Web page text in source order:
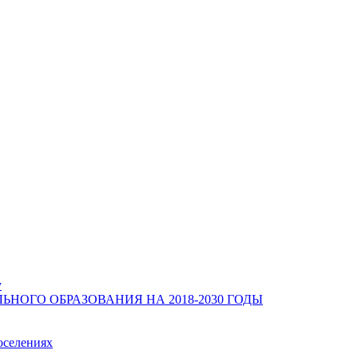
ОБРАЗОВАНИЯ НА 2018-2030 ГОДЫ